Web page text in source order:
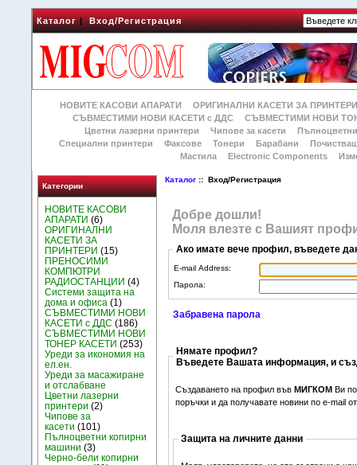
Каталог|Вход/Регистрация
НОВИТЕ КАСОВИ АПАРАТИ
ОРИГИНАЛНИ КАСЕТИ ЗА
СЪВМЕСТИМИ НОВИ КАСЕТИ с ДДС
СЪВМЕСТИМИ НОВИ
Цветни лазерни принтери
Чипове за касети
Специални принтери
Факсове Тонери Барабани
Мастила
Electronic Components
Категории
НОВИТЕ КАСОВИ
АПАРАТИ (6)
ОРИГИНАЛНИ
КАСЕТИ ЗА
ПРИНТЕРИ (15)
ПРЕНОСИМИ
КОМПЮТРИ
РАДИОСТАНЦИИ (4)
Системи защита на
дома и офиса (1)
СЪВМЕСТИМИ НОВИ
КАСЕТИ с ДДС (186)
СЪВМЕСТИМИ НОВИ
ТОНЕР КАСЕТИ (253)
Уреди за икономия на
ел.ен.
Уреди за масажиране
и отслабване
Цветни лазерни
принтери (2)
Чипове за
касети (101)
Пълноцветни копирни
машини (3)
Черно-бели копирни
Каталог :: Вход/Регистрация
Добре дошли!
Моля влезте с Вашият
Ако имате вече профил, въведете
E-mail Address:
Парола:
Забравена парола
Нямате профил?
Въведете Вашата информация, и
Създаването на профил въвМИГКОМ Ви
поръчки и да получавате новини по e-mail
Защита на личните данни